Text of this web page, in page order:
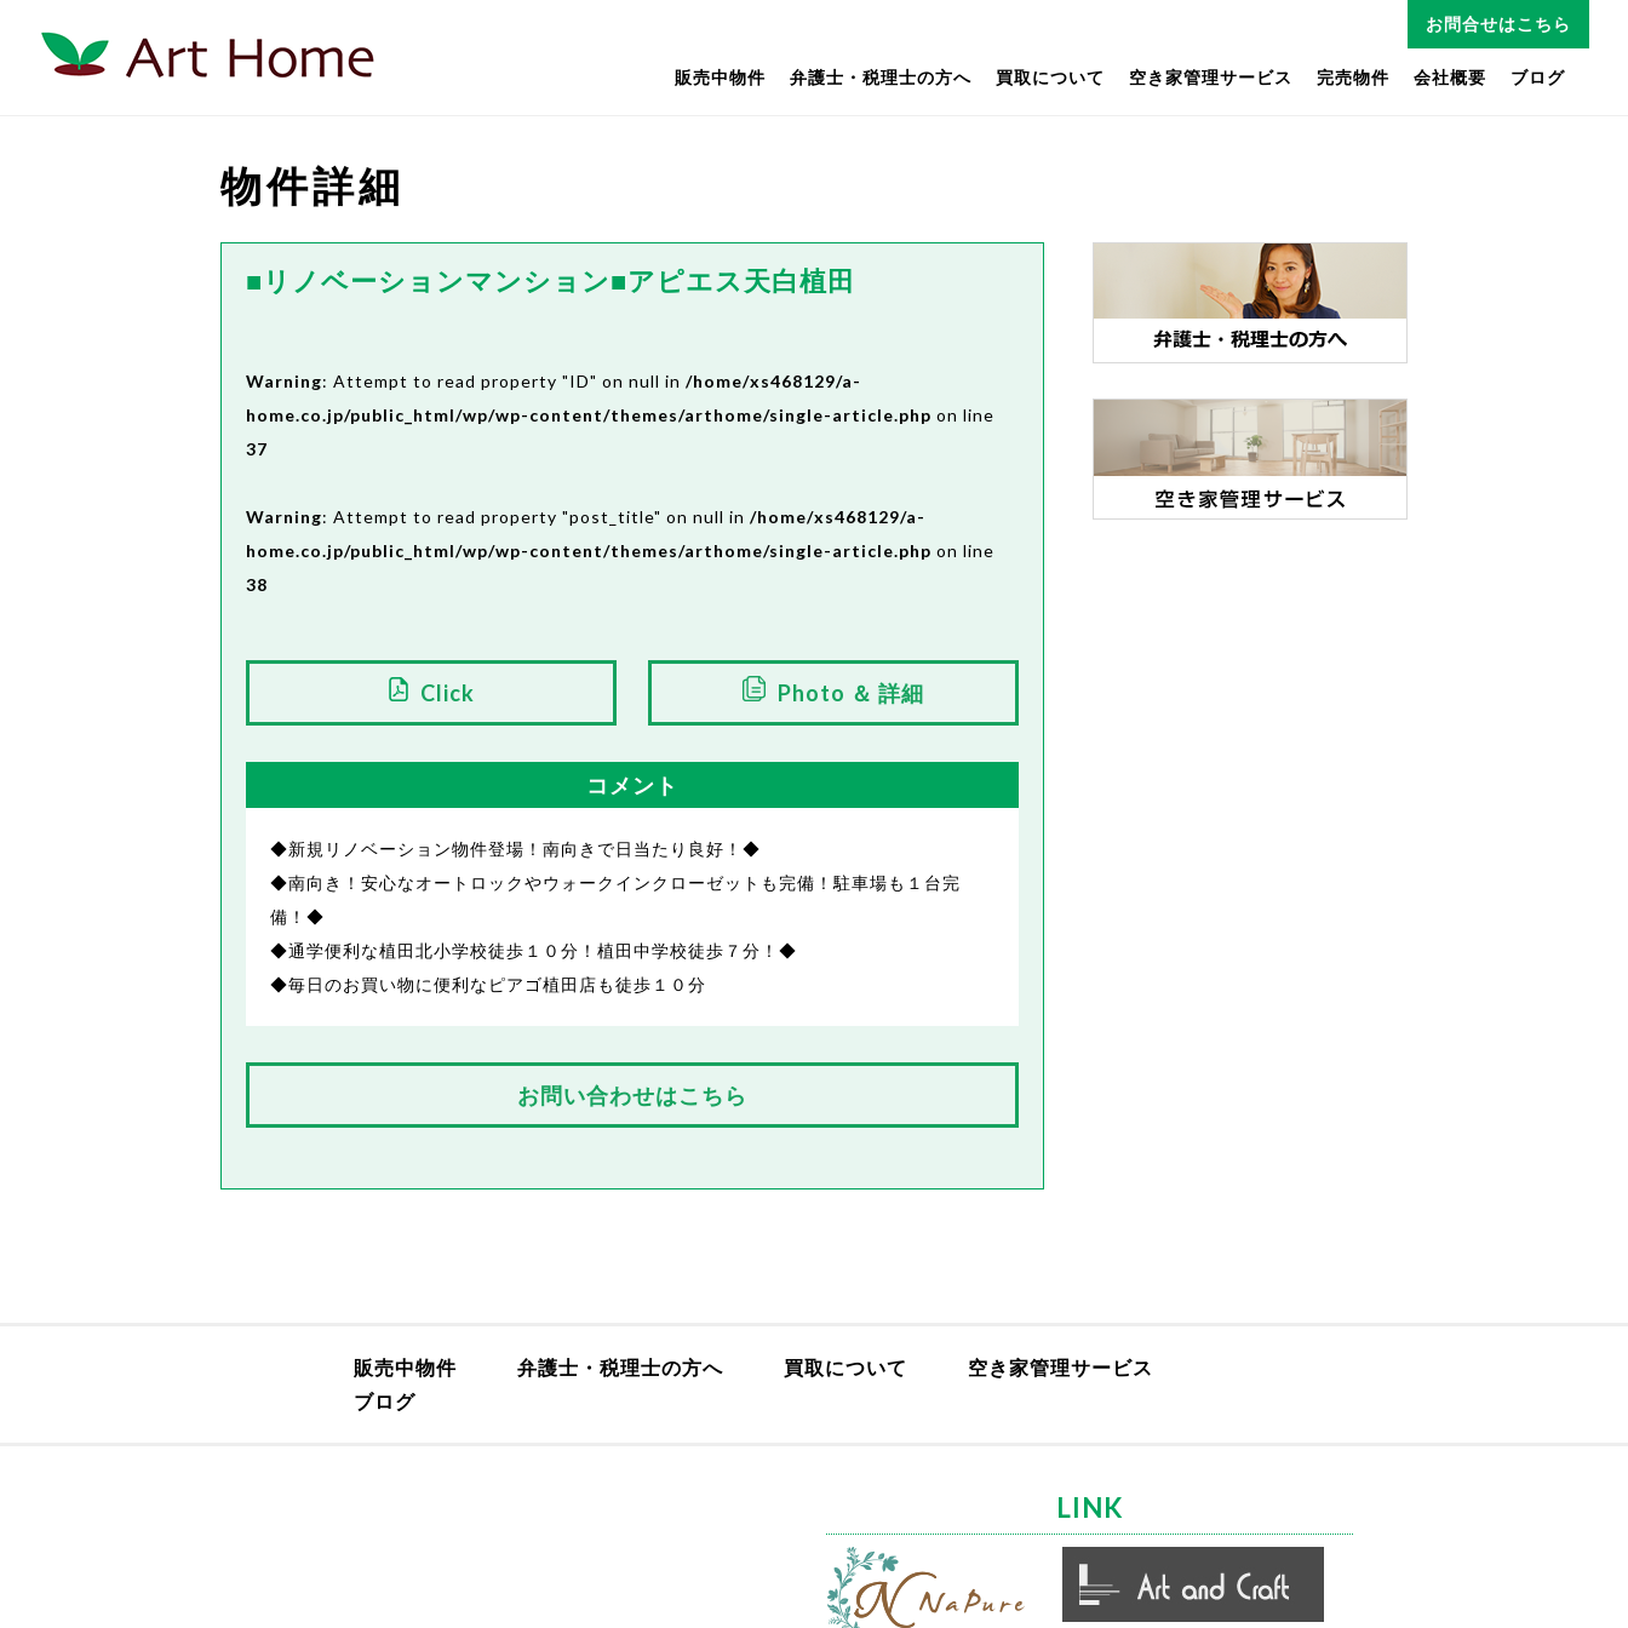
お問合せはこちら
販売中物件 弁護士・税理士の方へ 買取について 空き家管理サービス 完売物件 会社概要 ブログ
物件詳細
■リノベーションマンション■アピエス天白植田
Warning: Attempt to read property "ID" on null in /home/xs468129/a-
home.co.jp/public_html/wp/wp-content/themes/arthome/single-article.php on line
37
Warning: Attempt to read property "post_title" on null in /home/xs468129/a-
home.co.jp/public_html/wp/wp-content/themes/arthome/single-article.php on line
38
Click Photo ＆ 詳細
コメント
◆新規リノベーション物件登場！南向きで日当たり良好！◆
◆南向き！安心なオートロックやウォークインクローゼットも完備！駐車場も１台完
備！◆
◆通学便利な植田北小学校徒歩１０分！植田中学校徒歩７分！◆
◆毎日のお買い物に便利なピアゴ植田店も徒歩１０分
お問い合わせはこちら
販売中物件 弁護士・税理士の方へ 買取について
空き家管理サービス
ブログ
LINK